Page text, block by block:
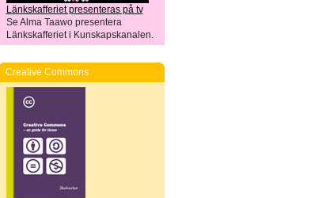
Länkskafferiet presenteras på tv
Se Alma Taawo presentera
Länkskafferiet i Kunskapskanalen.
Creative Commons